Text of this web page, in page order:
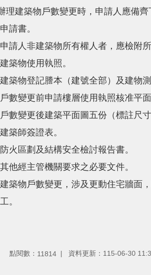
理建築物戶數變更時，申請人應備齊
請書。
請人非建築物所有權人者，應檢附所
築物使用執照。
築物登記謄本（建號全部）及建物測
數變更前申請樓層使用執照核准平面
數變更後建築平面圖五份（標註尺
築師簽證表。
火區劃及結構安全檢討報告書。
他經主管機關要求之必要文件。
築物戶數變更，涉及更動住宅牆面
。
點閱數： 11814 資料更新：115-06-30